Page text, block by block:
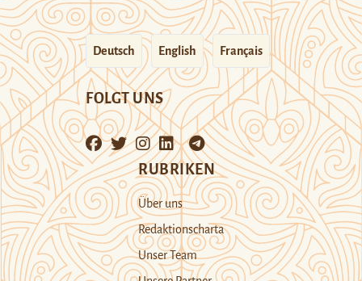
Deutsch English Français
FOLGT UNS
RUBRIKEN
Über uns
Redaktionscharta
Unser Team